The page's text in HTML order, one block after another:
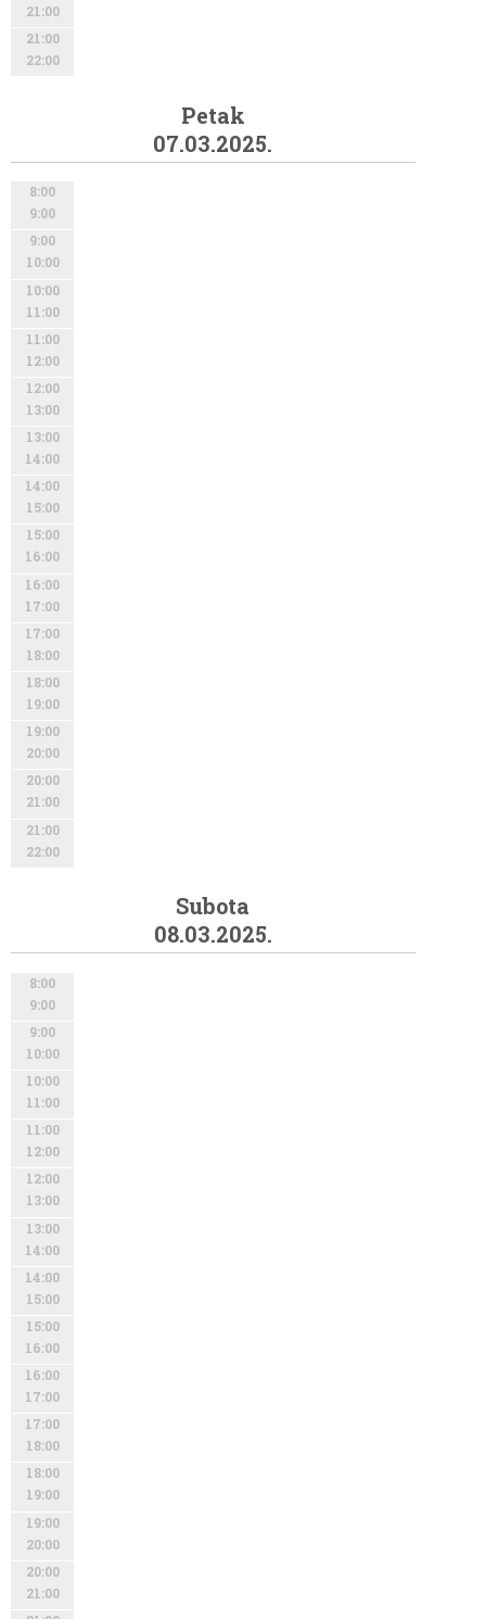
21:00
21:00
22:00
Petak
07.03.2025.
8:00
9:00
9:00
10:00
10:00
11:00
11:00
12:00
12:00
13:00
13:00
14:00
14:00
15:00
15:00
16:00
16:00
17:00
17:00
18:00
18:00
19:00
19:00
20:00
20:00
21:00
21:00
22:00
Subota
08.03.2025.
8:00
9:00
9:00
10:00
10:00
11:00
11:00
12:00
12:00
13:00
13:00
14:00
14:00
15:00
15:00
16:00
16:00
17:00
17:00
18:00
18:00
19:00
19:00
20:00
20:00
21:00